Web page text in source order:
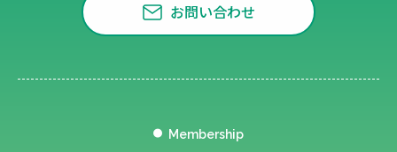
お問い合わせ
Membership